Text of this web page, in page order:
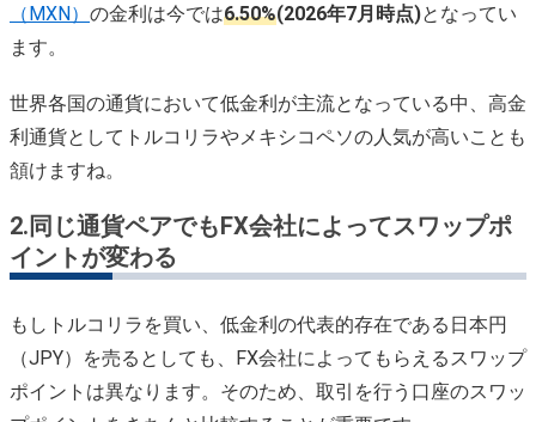
（MXN） の金利は今では6.50%(2026年7月時点)となってい
ます。
世界各国の通貨において低金利が主流となっている中、高金
利通貨としてトルコリラやメキシコペソの人気が高いことも
頷けますね。
2. 同じ通貨ペアでもFX会社によってスワップポ
イントが変わる
もしトルコリラを買い、低金利の代表的存在である日本円
（JPY）を売るとしても、FX会社によってもらえるスワップ
ポイントは異なります。そのため、取引を行う口座のスワッ